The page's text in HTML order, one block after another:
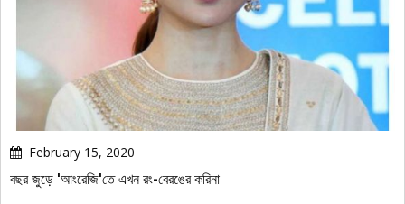
February 15, 2020
বছর জুড়ে 'আংরেজি'তে এখন রং-বেরঙের করিনা